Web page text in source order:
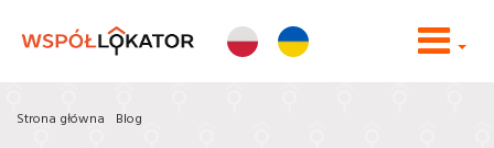
Strona główna Blog